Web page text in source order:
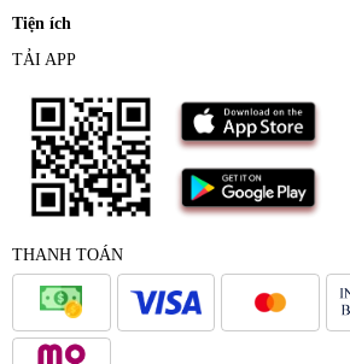
Tiện ích
TẢI APP
THANH TOÁN